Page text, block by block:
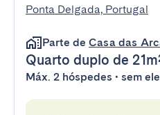
Ponta Delgada, Portugal
Parte de Casa das
Quarto duplo de
Máx. 2 hóspedes • sem